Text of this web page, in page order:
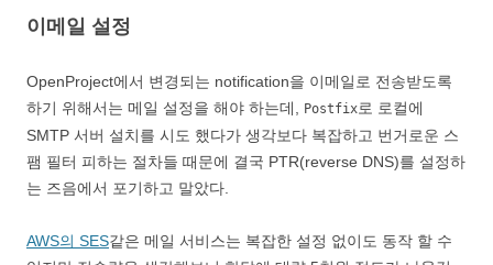
이메일 설정
OpenProject에서 변경되는 notification을 이메일로 전송받도록
하기 위해서는 메일 설정을 해야 하는데,
Postfix로 로컬에
SMTP 서버 설치를 시도 했다가 생각보다 복잡하고 번거로운 스
팸 필터 피하는 절차들 때문에 결국 PTR(reverse DNS)를 설정하
는 즈음에서 포기하고 말았다.
AWS의 SES같은 메일 서비스는 복잡한 설정 없이도 동작 할 수